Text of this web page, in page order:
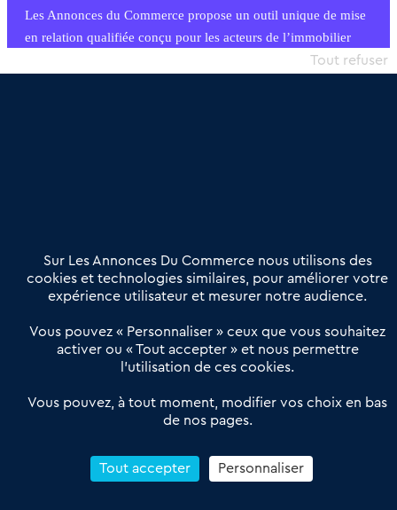
Les Annonces du Commerce propose un outil unique de mise
en relation qualifiée conçu pour les acteurs de l’immobilier
commercial et les collectivités territoriales, simple et intégrant
Offres Pro
Actualités
Qui sommes nous ?
Derniers articles
Réseau 3C : un partenaire national dédié aux transactions
Petitscommerces : Un partenariat au service du commerce de
proximité et des territoires
Reprendre un Restaurant Rapide
Sur Les Annonces Du Commerce nous utilisons des
cookies et technologies similaires, pour améliorer votre
expérience utilisateur et mesurer notre audience.
Vous pouvez « Personnaliser » ceux que vous souhaitez
activer ou « Tout accepter » et nous permettre
l’utilisation de ces cookies.
Vous pouvez, à tout moment, modifier vos choix en bas
de nos pages.
Tout accepter
Tout refuser
Personnaliser